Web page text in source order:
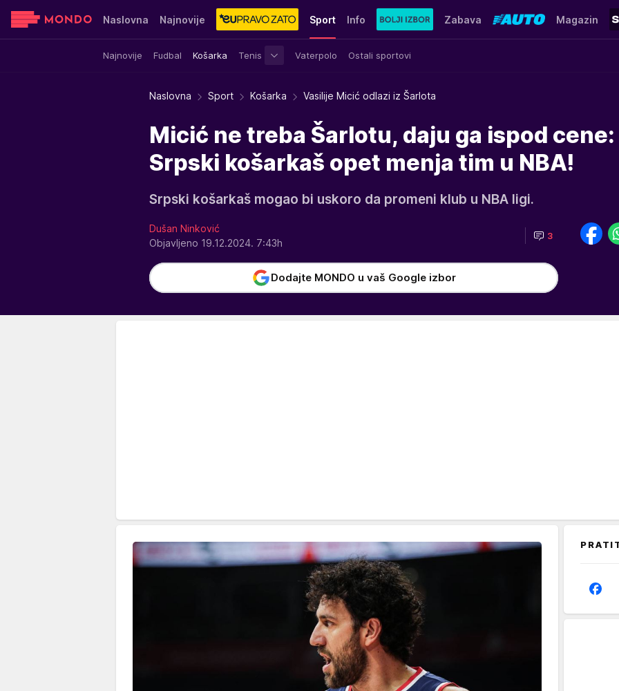
Naslovna Najnovije Sport
Najnovije Fudbal Košarka Tenis Vaterpolo Ostali sportovi
Info Zabava Magazin
Sensa Stvar ukusa Yumama
Naslovna Sport Košarka Vasilije Micić odlazi iz Šarlota
Micić ne treba Šarlotu, daju ga ispod cene:
Srpski košarkaš opet menja tim u NBA!
Srpski košarkaš mogao bi uskoro da promeni klub u NBA ligi.
Dušan Ninković
Objavljeno 19.12.2024. 7:43h
3
Dodajte MONDO u vaš Google izbor